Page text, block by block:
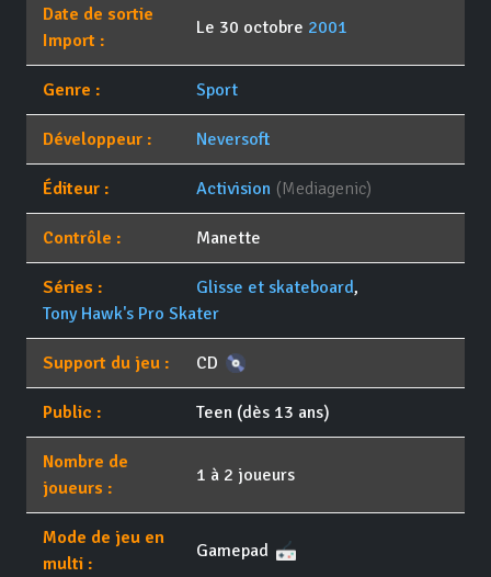
Date de sortie
Import :
Le 30 octobre 2001
Genre : Sport
Développeur : Neversoft
Éditeur : Activision (Mediagenic)
Contrôle : Manette
Séries : Glisse et skateboard,
Tony Hawk's Pro Skater
Support du jeu : CD
Public : Teen (dès 13 ans)
Nombre de
joueurs :
1 à 2 joueurs
Mode de jeu en
multi :
Gamepad